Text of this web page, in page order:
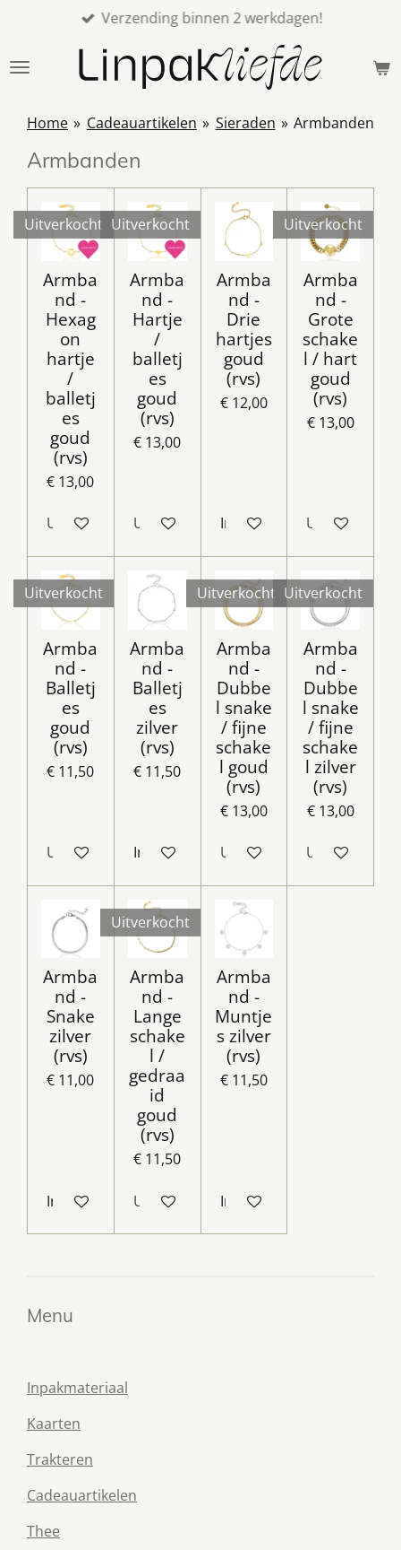
naar
Verzending binnen 2 werkdagen!
Home » Cadeauartikelen » Sieraden » Armbanden
Armbanden
Uitverkocht
Armba
nd -
Hexag
on
hartje
/
balletj
es
goud
(rvs)
€ 13,00
Uitverkocht
Uitverkocht
Armba
nd -
Hartje
/
balletj
es
goud
(rvs)
€ 13,00
Uitverkocht
Armba
nd -
Drie
hartjes
goud
(rvs)
€ 12,00
In winkelwagen
Uitverkocht
Armba
nd -
Grote
schake
l / hart
goud
(rvs)
€ 13,00
Uitverkocht
Uitverkocht
Armba
nd -
Balletj
es
goud
(rvs)
€ 11,50
Uitverkocht
Armba
nd -
Balletj
es
zilver
(rvs)
€ 11,50
In winkelwagen
Uitverkocht
Armba
nd -
Dubbe
l snake
/ fijne
schake
l goud
(rvs)
€ 13,00
Uitverkocht
Uitverkocht
Armba
nd -
Dubbe
l snake
/ fijne
schake
l zilver
(rvs)
€ 13,00
Uitverkocht
Armba
nd -
Snake
zilver
(rvs)
€ 11,00
In winkelwagen
Uitverkocht
Armba
nd -
Lange
schake
l /
gedraa
id
goud
(rvs)
€ 11,50
Uitverkocht
Armba
nd -
Muntje
s zilver
(rvs)
€ 11,50
In winkelwagen
Menu
Inpakmateriaal
Kaarten
Trakteren
Cadeauartikelen
Thee